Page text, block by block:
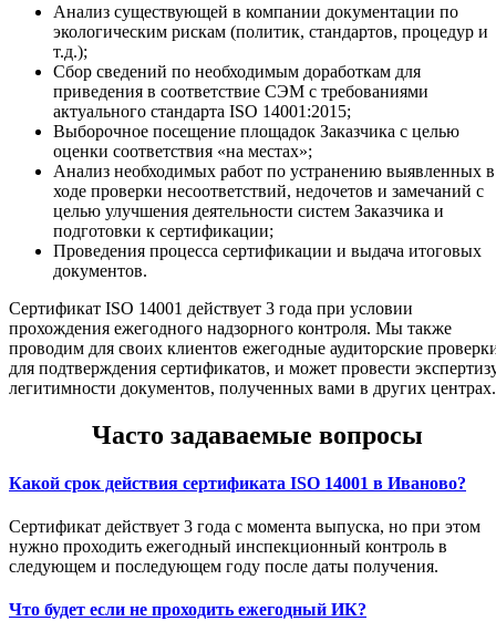
Анализ существующей в компании документации по
экологическим рискам (политик, стандартов, процедур и
т.д.);
Сбор сведений по необходимым доработкам для
приведения в соответствие СЭМ с требованиями
актуального стандарта ISO 14001:2015;
Выборочное посещение площадок Заказчика с целью
оценки соответствия «на местах»;
Анализ необходимых работ по устранению выявленных в
ходе проверки несоответствий, недочетов и замечаний с
целью улучшения деятельности систем Заказчика и
подготовки к сертификации;
Проведения процесса сертификации и выдача итоговых
документов.
Сертификат ISO 14001 действует 3 года при условии
прохождения ежегодного надзорного контроля. Мы также
проводим для своих клиентов ежегодные аудиторские
для подтверждения сертификатов, и может провести
легитимности документов, полученных вами в других центрах.
Часто задаваемые вопросы
Какой срок действия сертификата ISO 14001 в Иваново?
Сертификат действует 3 года с момента выпуска, но при этом
нужно проходить ежегодный инспекционный контроль в
следующем и последующем году после даты получения.
Что будет если не проходить ежегодный ИК?